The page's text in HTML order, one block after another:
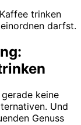
trinken
darfst.
keine
Und
Genuss